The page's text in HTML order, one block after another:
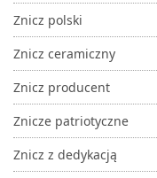
Znicz polski
Znicz ceramiczny
Znicz producent
Znicze patriotyczne
Znicz z dedykacją